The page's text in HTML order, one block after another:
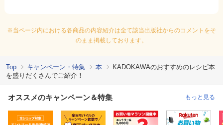
※当ページ内における各商品の内容紹介は全て該当出版社からのコメントをそ
のまま掲載しております。
Top キャンペーン・特集 本
KADOKAWAのおすすめのレシピ本
を盛りだくさんでご紹介！
オススメのキャンペーン＆特集 もっと見る